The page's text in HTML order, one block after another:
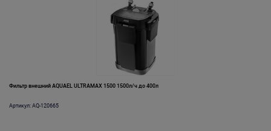
Фильтр внешний AQUAEL ULTRAMAX 1500 1500л/ч до 400л
Артикул: AQ-120665